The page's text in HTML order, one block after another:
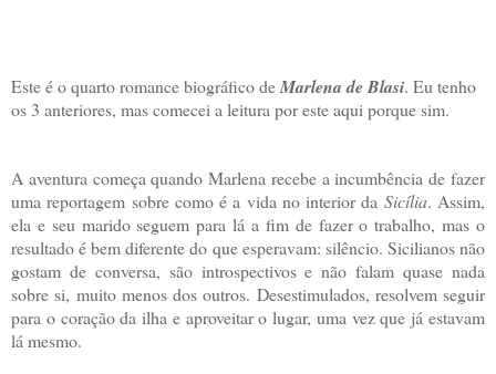
Este é o quarto romance biográfico deMarlena de Blasi. Eu tenho
os 3 anteriores, mas comecei a leitura por este aqui porque sim.
A aventura começa quando Marlena recebe a incumbência de fazer
uma reportagem sobre como é a vida no interior da Sicília. Assim,
ela e seu marido seguem para lá a fim de fazer o trabalho, mas o
resultado é bem diferente do que esperavam: silêncio. Sicilianos não
gostam de conversa, são introspectivos e não falam quase nada
sobre si, muito menos dos outros. Desestimulados, resolvem seguir
para o coração da ilha e aproveitar o lugar, uma vez que já estavam
lá mesmo.